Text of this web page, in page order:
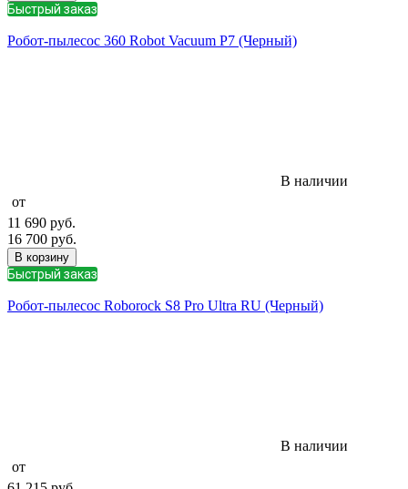
Быстрый заказ
Робот-пылесос 360 Robot Vacuum P7 (Черный)
В наличии
от
11 690 руб.
16 700 руб.
В корзину
Быстрый заказ
Робот-пылесос Roborock S8 Pro Ultra RU (Черный)
В наличии
от